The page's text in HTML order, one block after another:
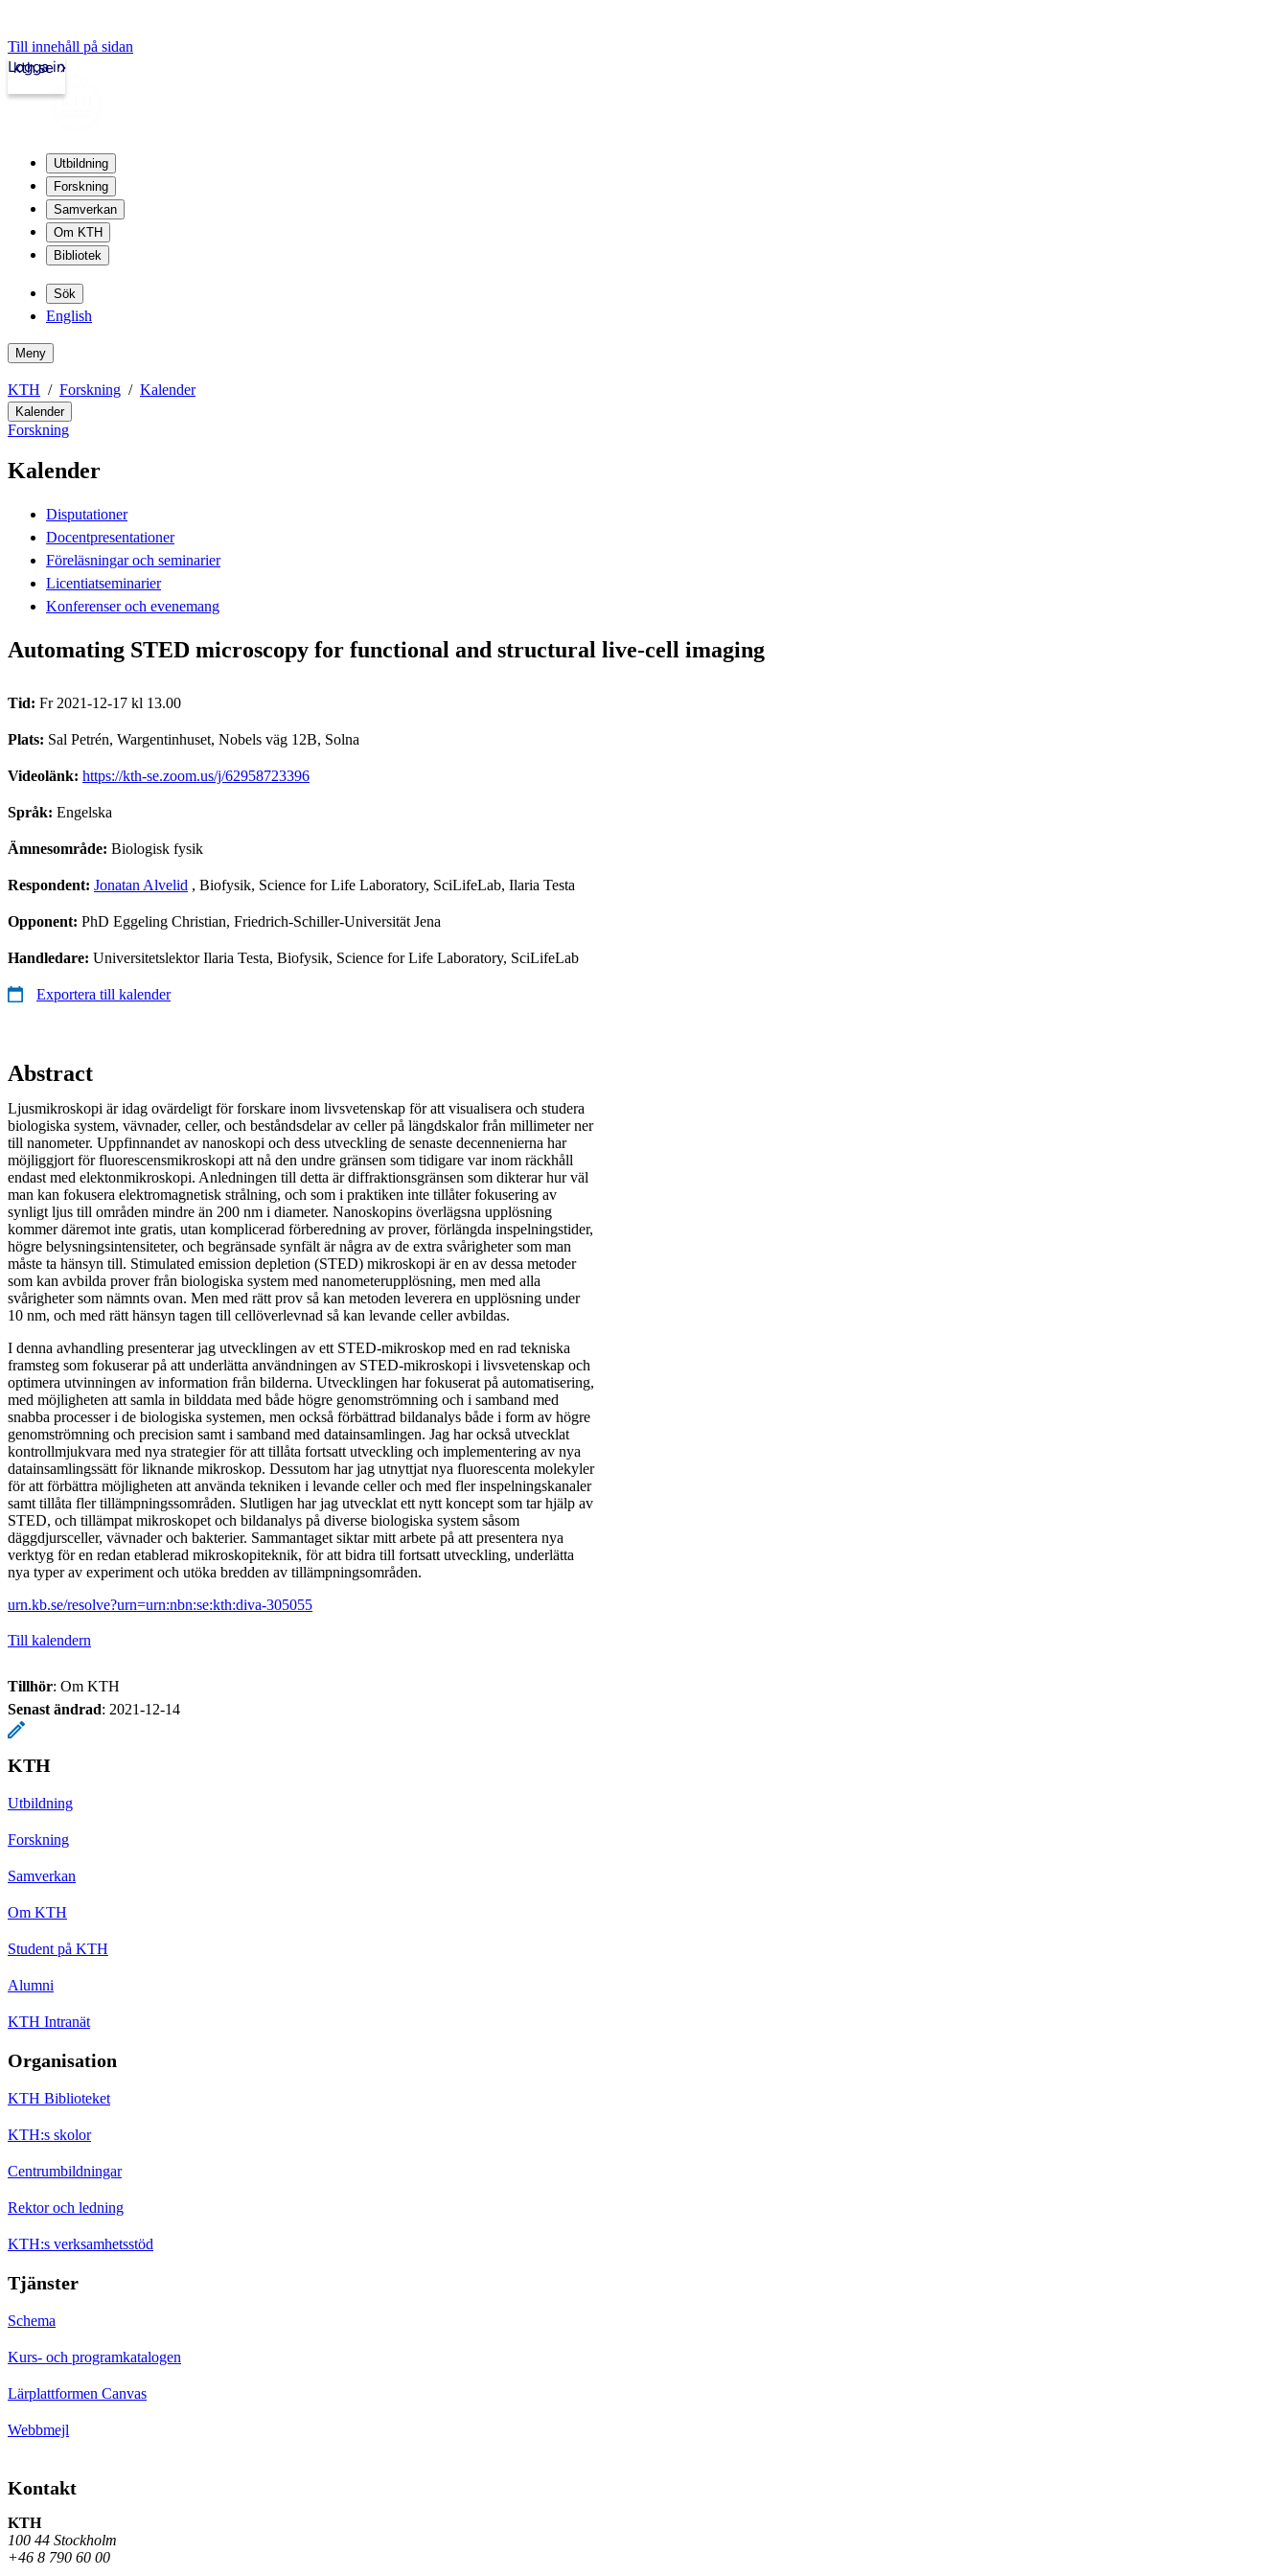
Till innehåll på sidan
kth.se
Logga in
Utbildning
Forskning
Samverkan
Om KTH
Bibliotek
Sök
English
Meny
KTH Forskning Kalender
Kalender
Forskning
Kalender
Disputationer
Docentpresentationer
Föreläsningar och seminarier
Licentiatseminarier
Konferenser och evenemang
Automating STED microscopy for functional and structural live-cell imaging
Tid: Fr 2021-12-17 kl 13.00
Plats: Sal Petrén, Wargentinhuset, Nobels väg 12B, Solna
Videolänk: https://kth-se.zoom.us/j/62958723396
Språk: Engelska
Ämnesområde: Biologisk fysik
Respondent: Jonatan Alvelid , Biofysik, Science for Life Laboratory, SciLifeLab, Ilaria Testa
Opponent: PhD Eggeling Christian, Friedrich-Schiller-Universität Jena
Handledare: Universitetslektor Ilaria Testa, Biofysik, Science for Life Laboratory, SciLifeLab
Exportera till kalender
Abstract
Ljusmikroskopi är idag ovärdeligt för forskare inom livsvetenskap för att visualisera och studera
biologiska system, vävnader, celler, och beståndsdelar av celler på längdskalor från millimeter ner
till nanometer. Uppfinnandet av nanoskopi och dess utveckling de senaste decennenierna har
möjliggjort för fluorescensmikroskopi att nå den undre gränsen som tidigare var inom räckhåll
endast med elektonmikroskopi. Anledningen till detta är diffraktionsgränsen som dikterar hur väl
man kan fokusera elektromagnetisk strålning, och som i praktiken inte tillåter fokusering av
synligt ljus till områden mindre än 200 nm i diameter. Nanoskopins överlägsna upplösning
kommer däremot inte gratis, utan komplicerad förberedning av prover, förlängda inspelningstider,
högre belysningsintensiteter, och begränsade synfält är några av de extra svårigheter som man
måste ta hänsyn till. Stimulated emission depletion (STED) mikroskopi är en av dessa metoder
som kan avbilda prover från biologiska system med nanometerupplösning, men med alla
svårigheter som nämnts ovan. Men med rätt prov så kan metoden leverera en upplösning under
10 nm, och med rätt hänsyn tagen till cellöverlevnad så kan levande celler avbildas.
I denna avhandling presenterar jag utvecklingen av ett STED-mikroskop med en rad tekniska
framsteg som fokuserar på att underlätta användningen av STED-mikroskopi i livsvetenskap och
optimera utvinningen av information från bilderna. Utvecklingen har fokuserat på automatisering,
med möjligheten att samla in bilddata med både högre genomströmning och i samband med
snabba processer i de biologiska systemen, men också förbättrad bildanalys både i form av högre
genomströmning och precision samt i samband med datainsamlingen. Jag har också utvecklat
kontrollmjukvara med nya strategier för att tillåta fortsatt utveckling och implementering av nya
datainsamlingssätt för liknande mikroskop. Dessutom har jag utnyttjat nya fluorescenta molekyler
för att förbättra möjligheten att använda tekniken i levande celler och med fler inspelningskanaler
samt tillåta fler tillämpningssområden. Slutligen har jag utvecklat ett nytt koncept som tar hjälp av
STED, och tillämpat mikroskopet och bildanalys på diverse biologiska system såsom
däggdjursceller, vävnader och bakterier. Sammantaget siktar mitt arbete på att presentera nya
verktyg för en redan etablerad mikroskopiteknik, för att bidra till fortsatt utveckling, underlätta
nya typer av experiment och utöka bredden av tillämpningsområden.
urn.kb.se/resolve?urn=urn:nbn:se:kth:diva-305055
Till kalendern
Tillhör: Om KTH
Senast ändrad: 2021-12-14
KTH
Utbildning
Forskning
Samverkan
Om KTH
Student på KTH
Alumni
KTH Intranät
Organisation
KTH Biblioteket
KTH:s skolor
Centrumbildningar
Rektor och ledning
KTH:s verksamhetsstöd
Tjänster
Schema
Kurs- och programkatalogen
Lärplattformen Canvas
Webbmejl
Kontakt
KTH
100 44 Stockholm
+46 8 790 60 00